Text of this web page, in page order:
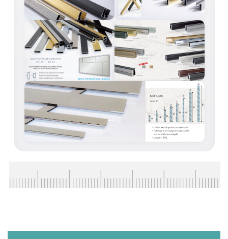
DALLE DE SOL EN VERRE
PORTE EN VERRE
GARDE CORPS EN VERRE
VERRIÈRE TYPE ATELIER
VERRES TEXTURÉS
PLEXIGLAS PMMA
DOUBLE VITRAGE
CATALOGUE DE PROFILS ET FIXATION DU